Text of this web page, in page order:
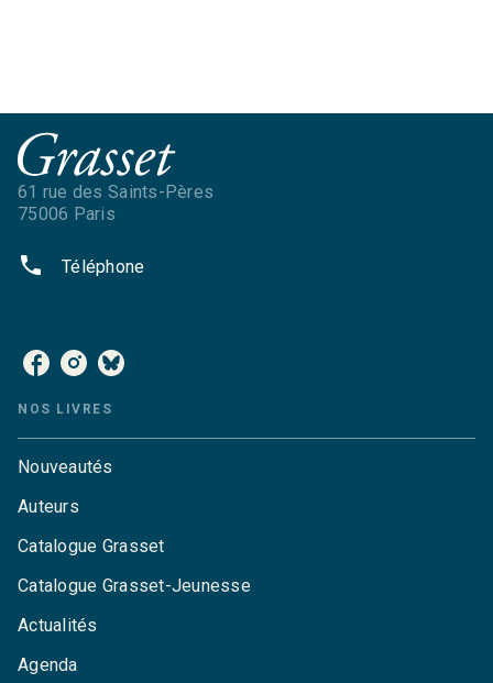
61 rue des Saints-Pères
75006 Paris
phone Téléphone
NOS LIVRES
Nouveautés
Auteurs
Catalogue Grasset
Catalogue Grasset-Jeunesse
Actualités
Agenda